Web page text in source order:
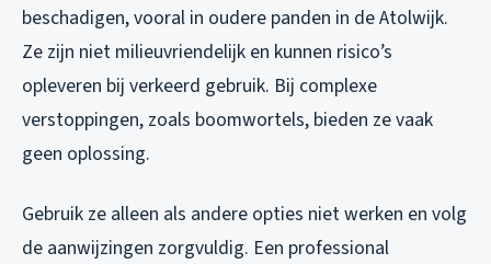
beschadigen, vooral in oudere panden in de Atolwijk.
Ze zijn niet milieuvriendelijk en kunnen risico’s
opleveren bij verkeerd gebruik. Bij complexe
verstoppingen, zoals boomwortels, bieden ze vaak
geen oplossing.
Gebruik ze alleen als andere opties niet werken en volg
de aanwijzingen zorgvuldig. Een professional